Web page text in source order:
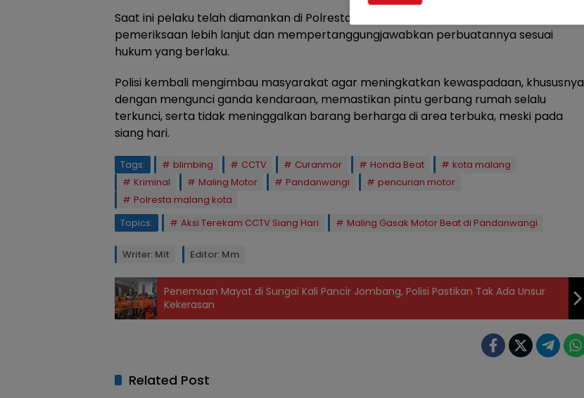
Saat ini pelaku telah diamankan di Polresta Malang Kota untuk menjalani
pemeriksaan lebih lanjut dan mempertanggungjawabkan perbuatannya sesuai
hukum yang berlaku.
Polisi kembali mengimbau masyarakat agar meningkatkan kewaspadaan, khususnya
dengan mengunci ganda kendaraan, memastikan pintu gerbang rumah selalu
terkunci, serta tidak meninggalkan barang berharga di area terbuka, meski pada
siang hari.
Tags: blimbing CCTV Curanmor Honda Beat
kota malang
Kriminal
Maling Motor Pandanwangi
pencurian motor
Polresta malang kota
Topics:
Aksi Terekam CCTV Siang Hari Maling Gasak Motor Beat di Pandanwangi
Writer: Mit Editor: Mm
Penemuan Mayat di Sungai Kali Pancir Jombang, Polisi Pastikan Tak Ada Unsur
Kekerasan
Related Post